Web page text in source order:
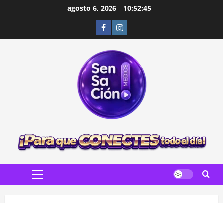
agosto 6, 2026 10:52:46
FacebookInstagram
Menú